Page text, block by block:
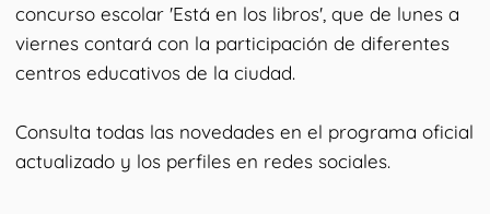
concurso escolar 'Está en los libros', que de lunes a
viernes contará con la participación de diferentes
centros educativos de la ciudad.
Consulta todas las novedades en el programa oficial
actualizado y los perfiles en redes sociales.